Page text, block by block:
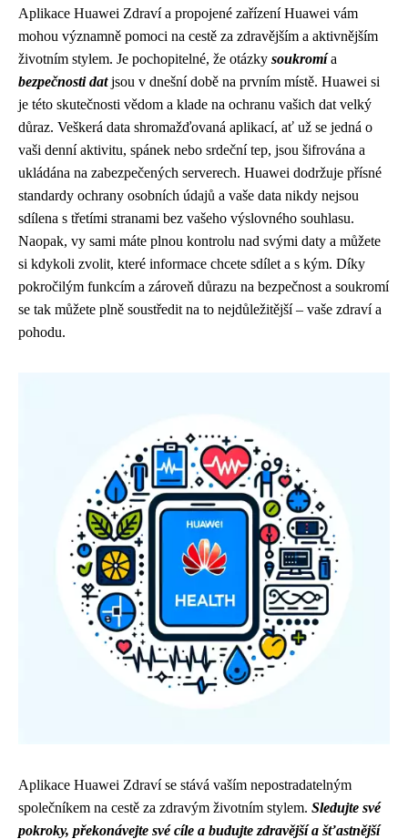
Aplikace Huawei Zdraví a propojené zařízení Huawei vám
mohou významně pomoci na cestě za zdravějším a aktivnějším
životním stylem. Je pochopitelné, že otázky soukromía
bezpečnosti datjsou v dnešní době na prvním místě. Huawei si
je této skutečnosti vědom a klade na ochranu vašich dat velký
důraz. Veškerá data shromažďovaná aplikací, ať už se jedná o
vaši denní aktivitu, spánek nebo srdeční tep, jsou šifrována a
ukládána na zabezpečených serverech. Huawei dodržuje přísné
standardy ochrany osobních údajů a vaše data nikdy nejsou
sdílena s třetími stranami bez vašeho výslovného souhlasu.
Naopak, vy sami máte plnou kontrolu nad svými daty a můžete
si kdykoli zvolit, které informace chcete sdílet a s kým. Díky
pokročilým funkcím a zároveň důrazu na bezpečnost a soukromí
se tak můžete plně soustředit na to nejdůležitější – vaše zdraví a
pohodu.
Aplikace Huawei Zdraví se stává vaším nepostradatelným
společníkem na cestě za zdravým životním stylem. Sledujte své
pokroky, překonávejte své cíle a budujte zdravější a šťastnější